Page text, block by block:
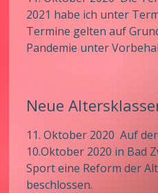
2021 habe ich unter
Termine gelten auf
Pandemie unter
Neue
11. Oktober 2020 Auf
10.Oktober 2020 in Bad
Sport eine Reform der
beschlossen.